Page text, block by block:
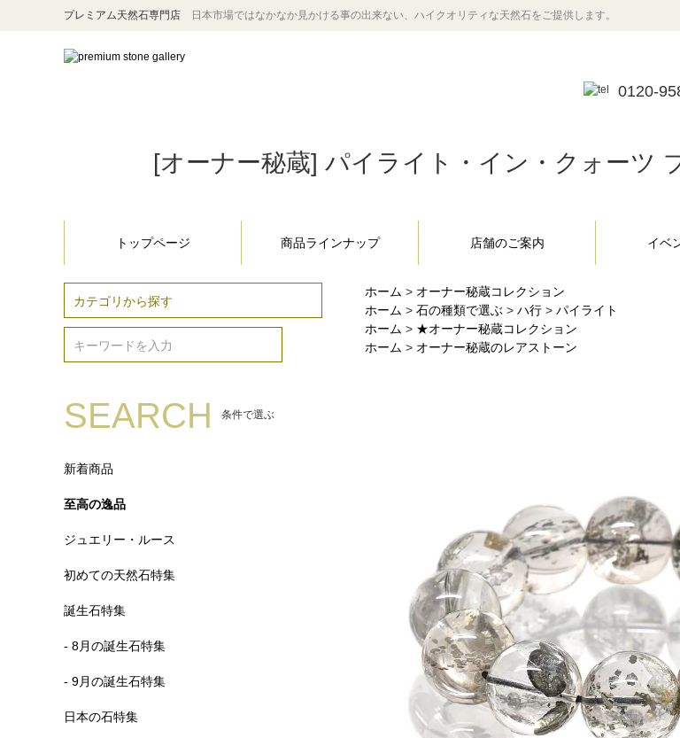
プレミアム天然石専門店 日本市場ではなかなか見かける事の出来ない、ハイクオリティな天然石をご提供します。
0120-
[オーナー秘蔵] パイライト・イン・クォーツ
トップページ 商品ラインナップ 店舗のご案内 イベ
SEARCH 条件で選ぶ
新着商品
至高の逸品
ジュエリー・ルース
初めての天然石特集
誕生石特集
- 8月の誕生石特集
- 9月の誕生石特集
日本の石特集
ホーム > オーナー秘蔵コレクション
ホーム > 石の種類で選ぶ > ハ行 > パイライト
ホーム > ★オーナー秘蔵コレクション
ホーム > オーナー秘蔵のレアストーン